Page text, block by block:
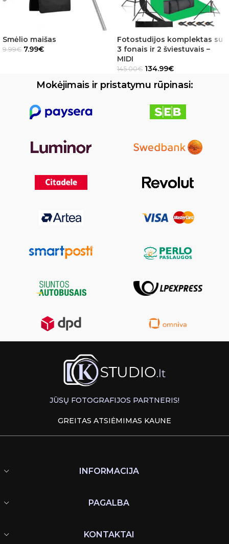
Smėlio maišas
9.99€ 7.99€
Fotostudijos komplektas su
3 fonais ir 2 šviestuvais –
MIDI
145.00€ 134.99€
Mokėjimais ir pristatymu rūpinasi:
JŪSŲ FOTOGRAFIJOS PARTNERIS!
GREITAS ATSIĖMIMAS KAUNE
INFORMACIJA
PAGALBA
KONTAKTAI